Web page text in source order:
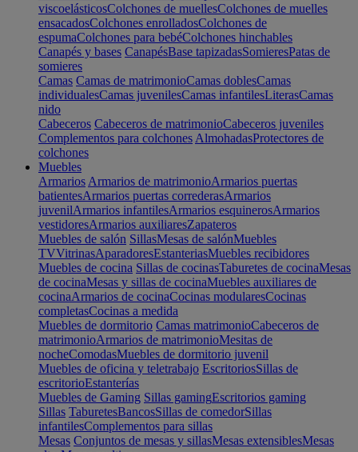
viscoelásticosColchones de muellesColchones de muelles
ensacadosColchones enrolladosColchones de
espumaColchones para bebéColchones hinchables
Canapés y bases CanapésBase tapizadasSomieresPatas de
somieres
Camas Camas de matrimonioCamas doblesCamas
individualesCamas juvenilesCamas infantilesLiterasCamas
nido
Cabeceros Cabeceros de matrimonioCabeceros juveniles
Complementos para colchones AlmohadasProtectores de
colchones
Muebles
Armarios Armarios de matrimonioArmarios puertas
batientesArmarios puertas correderasArmarios
juvenilArmarios infantilesArmarios esquinerosArmarios
vestidoresArmarios auxiliaresZapateros
Muebles de salón SillasMesas de salónMuebles
TVVitrinasAparadoresEstanteriasMuebles recibidores
Muebles de cocina Sillas de cocinasTaburetes de cocinaMesas
de cocinaMesas y sillas de cocinaMuebles auxiliares de
cocinaArmarios de cocinaCocinas modularesCocinas
completasCocinas a medida
Muebles de dormitorio Camas matrimonioCabeceros de
matrimonioArmarios de matrimonioMesitas de
nocheComodasMuebles de dormitorio juvenil
Muebles de oficina y teletrabajo EscritoriosSillas de
escritorioEstanterías
Muebles de Gaming Sillas gamingEscritorios gaming
Sillas TaburetesBancosSillas de comedorSillas
infantilesComplementos para sillas
Mesas Conjuntos de mesas y sillasMesas extensiblesMesas